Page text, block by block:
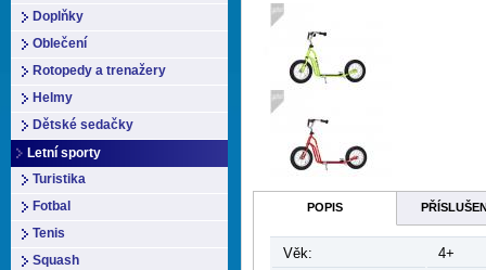
Doplňky
Oblečení
Rotopedy a trenažery
Helmy
Dětské sedačky
Letní sporty
Turistika
Fotbal
Tenis
Squash
POPIS
Věk:
4+